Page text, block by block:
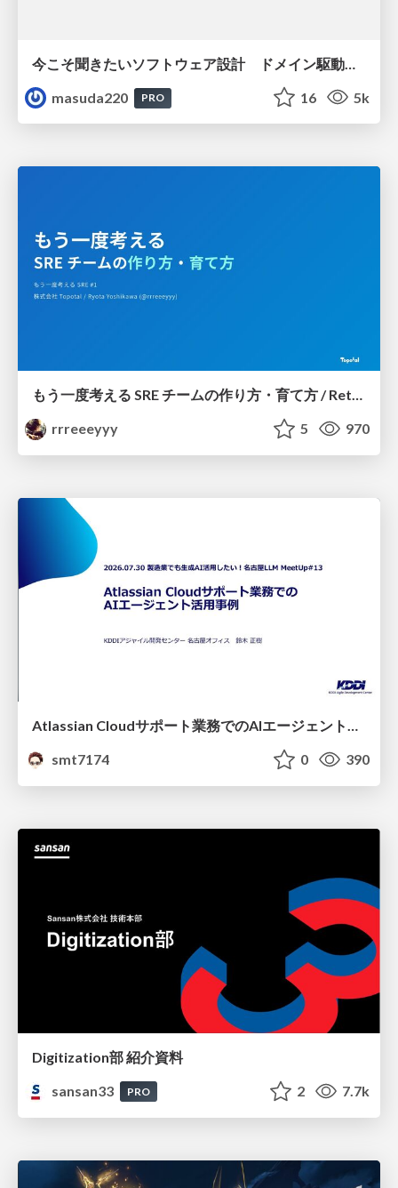
masuda220
PRO 16 5k
もう一度考える SRE チームの作り方・育て方 / Rethinking SRE #1: Building and Growing SRE Teams
rrreeeyyy
5 970
Atlassian Cloudサポート業務でのAIエージェント活用事例
smt7174
0 390
Digitization部 紹介資料
sansan33
PRO 2 7.7k